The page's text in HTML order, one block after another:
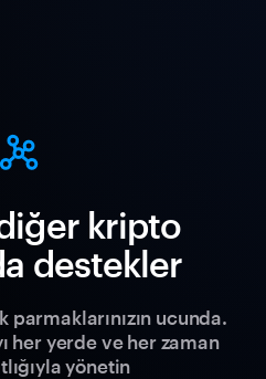
kripto
destekler
ucunda.
her yerde ve her zaman
yönetin